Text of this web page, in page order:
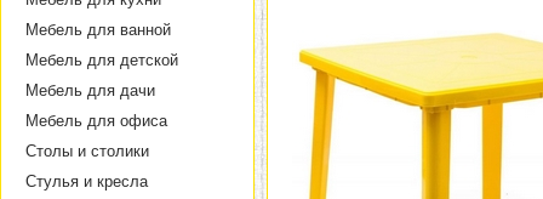
Мебель для ванной
Мебель для детской
Мебель для дачи
Мебель для офиса
Столы и столики
Стулья и кресла